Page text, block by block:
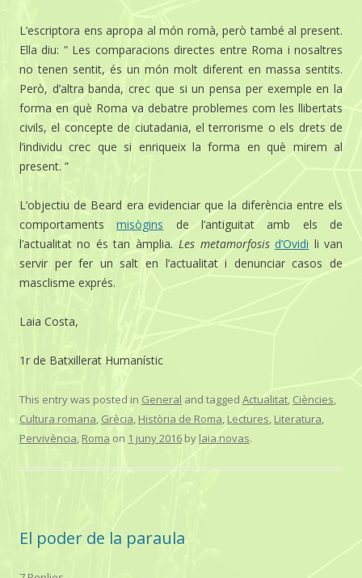
L’escriptora ens apropa al món romà, però també al present.
Ella diu: ” Les comparacions directes entre Roma i nosaltres
no tenen sentit, és un món molt diferent en massa sentits.
Però, d’altra banda, crec que si un pensa per exemple en la
forma en què Roma va debatre problemes com les llibertats
civils, el concepte de ciutadania, el terrorisme o els drets de
l’individu crec que si enriqueix la forma en què mirem al
present. ”
L’objectiu de Beard era evidenciar que la diferència entre els
comportamentsmisògins de l’antiguitat amb els de
l’actualitat no és tan àmplia. Les metamorfosis d’Ovidi li van
servir per fer un salt en l’actualitat i denunciar casos de
masclisme exprés.
Laia Costa,
1r de Batxillerat Humanístic
This entry was posted in General and tagged Actualitat Ciències
Cultura romana Grècia Història de Roma Lectures Literatura
Pervivència Roma on 1 juny 2016 by laia.novas.
El poder de la paraula